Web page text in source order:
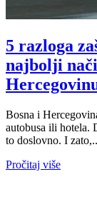
5 razloga
najbolji
Bosna i
autobusa ili hotela.
to doslovno. I
Pročitaj više